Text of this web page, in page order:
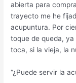
abierta para
trayecto me he
acupuntura. Por
toque de queda, ya
toca, si la vieja, la
“¿Puede servir la